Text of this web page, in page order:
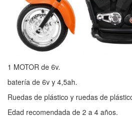
1 MOTOR de 6v.
batería de 6v y 4,5ah.
Ruedas de plástico y ruedas de
Edad recomendada de 2 a 4 años.